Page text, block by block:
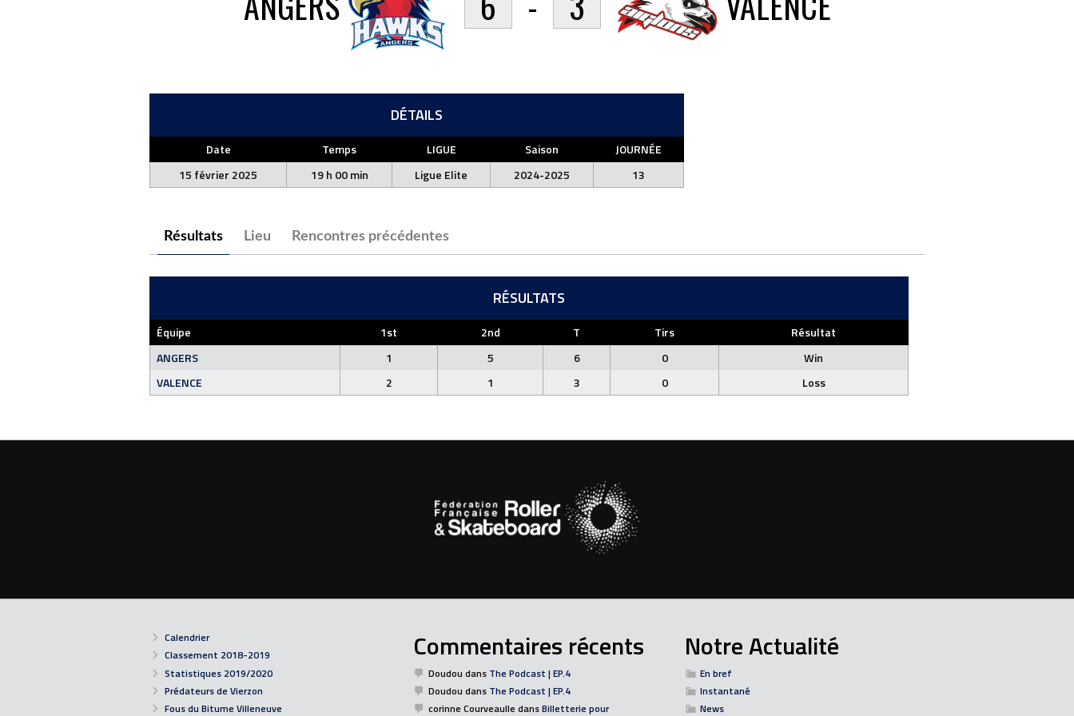
DÉTAILS
Date Temps LIGUE Saison
JOURNÉE
15 février 2025
19 h 00 min Ligue Elite 2024-2025 13
Résultats Lieu Rencontres précédentes
RÉSULTATS
Équipe 1st 2nd T Tirs
Résultat
ANGERS
1 5 6 0
Win
VALENCE
2 1 3 0 Loss
Calendrier
Classement 2018-2019
Statistiques 2019/2020
Prédateurs de Vierzon
Fous du Bitume Villeneuve
Commentaires récents
Doudou dans The Podcast | EP.4
Doudou dans The Podcast | EP.4
corinne CourveaulledansBilletterie pour
Notre Actualité
En bref
Instantané
News